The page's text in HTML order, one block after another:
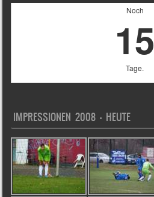
Noch
15
Tage.
IMPRESSIONEN 2008 – HEUTE